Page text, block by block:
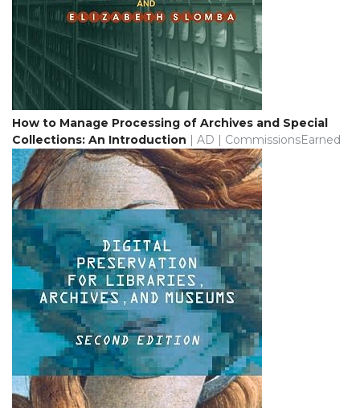
How to Manage Processing of Archives and Special
Collections: An Introduction
| AD | CommissionsEarned